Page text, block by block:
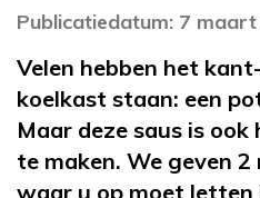
Publicatiedatum: 7
Velen hebben het
koelkast staan: een
Maar deze saus is
te maken. We geven
waar u op moet letten